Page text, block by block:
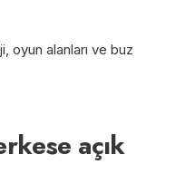
oyun alanları ve buz
açık